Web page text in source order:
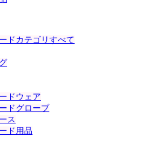
ドカテゴリすべて
ドウェア
ドグローブ
ス
ド用品